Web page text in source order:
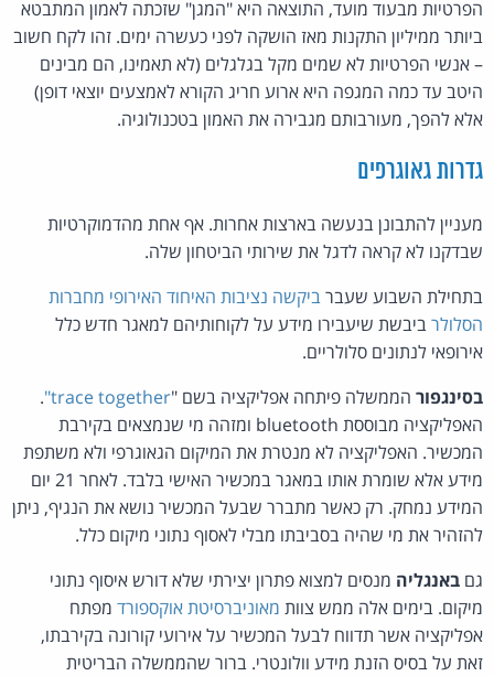
הפרטיות מבעוד מועד, התוצאה היא "המגן" שזכתה לאמון המתבטא
ביותר ממיליון התקנות מאז הושקה לפני כעשרה ימים. זהו לקח חשוב
– אנשי הפרטיות לא שמים מקל בגלגלים (לא תאמינו, הם מבינים
היטב עד כמה המגפה היא ארוע חריג הקורא לאמצעים יוצאי דופן)
אלא להפך, מעורבותם מגבירה את האמון בטכנולוגיה.
גדרות גאוגרפים
מעניין להתבונן בנעשה בארצות אחרות. אף אחת מהדמוקרטיות
שבדקנו לא קראה לדגל את שירותי הביטחון שלה.
בתחילת השבוע שעברביקשה נציבות האיחוד האירופי מחברות
הסלולרביבשת שיעבירו מידע על לקוחותיהם למאגר חדש כלל
אירופאי לנתונים סלולריים.
בסינגפור הממשלה פיתחה אפליקציה בשם "trace together"
.
האפליקציה מבוססת bluetooth ומזהה מי שנמצאים בקירבת
המכשיר. האפליקציה לא מנטרת את המיקום הגאוגרפי ולא משתפת
מידע אלא שומרת אותו במאגר במכשיר האישי בלבד. לאחר 21 יום
המידע נמחק. רק כאשר מתברר שבעל המכשיר נושא את הנגיף, ניתן
להזהיר את מי שהיה בסביבתו מבלי לאסוף נתוני מיקום כלל.
גם באנגליה מנסים למצוא פתרון יצירתי שלא דורש איסוף נתוני
מיקום. בימים אלה ממש צוות מאוניברסיטת אוקספורד מפתח
אפליקציה אשר תדווח לבעל המכשיר על אירועי קורונה בקירבתו,
זאת על בסיס הזנת מידע וולונטרי. ברור שהממשלה הבריטית